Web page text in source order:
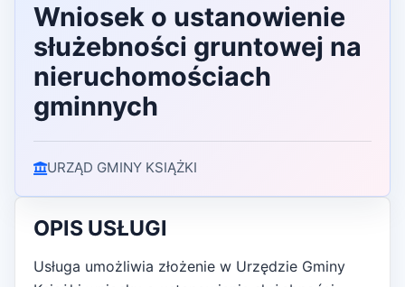
Wniosek o ustanowienie
służebności gruntowej na
nieruchomościach
gminnych
URZĄD GMINY KSIĄŻKI
OPIS USŁUGI
Usługa umożliwia złożenie w Urzędzie Gminy